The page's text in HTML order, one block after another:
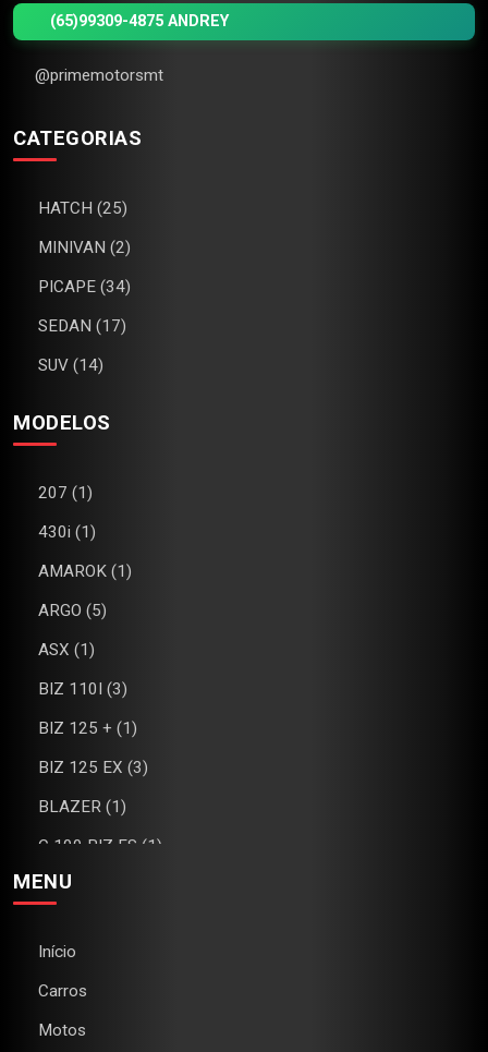
(65)99309-4875 ANDREY
@primemotorsmt
CATEGORIAS
HATCH (25)
MINIVAN (2)
PICAPE (34)
SEDAN (17)
SUV (14)
MODELOS
207 (1)
430i (1)
AMAROK (1)
ARGO (5)
ASX (1)
BIZ 110I (3)
BIZ 125 + (1)
BIZ 125 EX (3)
BLAZER (1)
C 100 BIZ ES (1)
C4 (1)
CB 300R (2)
CG 160 FAN (1)
CG 160 TITAN (2)
MENU
Início
Carros
Motos